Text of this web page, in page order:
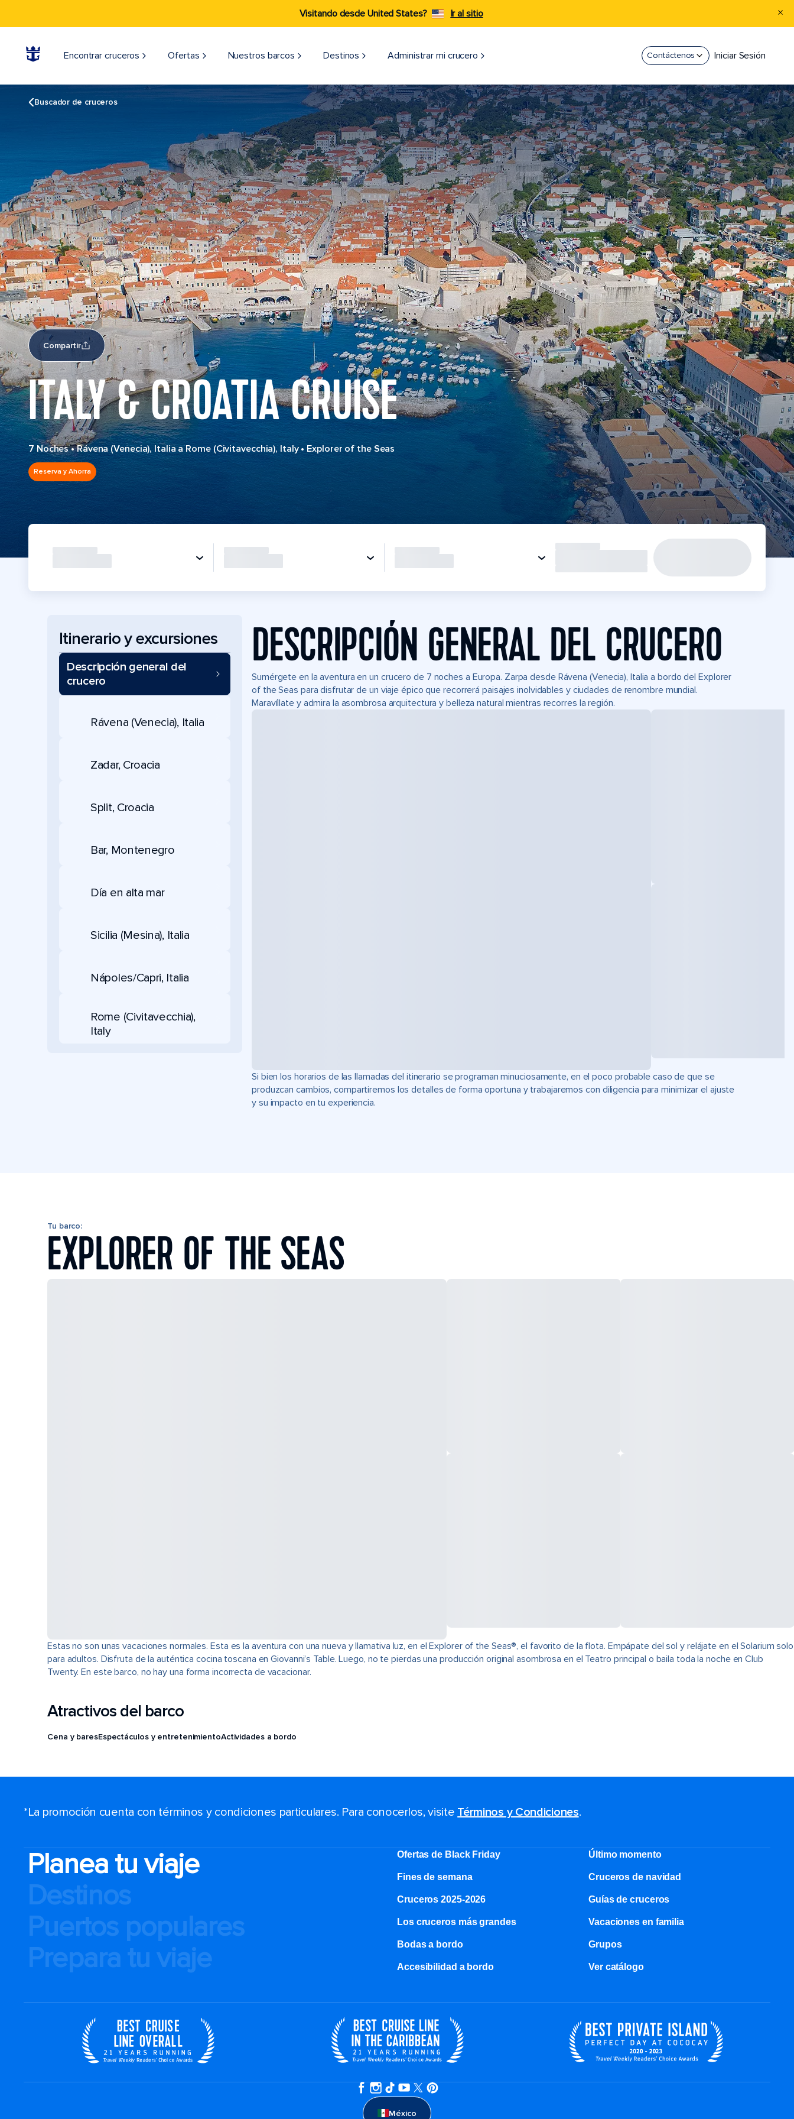
Visitando desde United States? Ir al sitio
Encontrar cruceros Ofertas Nuestros barcos Destinos Administrar mi crucero Contáctenos Iniciar Sesión
Buscador de cruceros
Compartir
ITALY & CROATIA CRUISE
7 Noches•Rávena (Venecia), Italia a Rome (Civitavecchia), Italy• Explorer of the Seas
Reserva y Ahorra
Itinerario y excursiones
Descripción general del
crucero
Rávena (Venecia), Italia
Zadar, Croacia
Split, Croacia
Bar, Montenegro
Día en alta mar
Sicilia (Mesina), Italia
Nápoles/Capri, Italia
Rome (Civitavecchia),
Italy
DESCRIPCIÓN GENERAL DEL CRUCERO
Sumérgete en la aventura en un crucero de 7 noches a Europa. Zarpa desde Rávena (Venecia), Italia a bordo del Explorer
of the Seas para disfrutar de un viaje épico que recorrerá paisajes inolvidables y ciudades de renombre mundial.
Maravíllate y admira la asombrosa arquitectura y belleza natural mientras recorres la región.
Si bien los horarios de las llamadas del itinerario se programan minuciosamente, en el poco probable caso de que se
produzcan cambios, compartiremos los detalles de forma oportuna y trabajaremos con diligencia para minimizar el ajuste
y su impacto en tu experiencia.
Tu barco:
EXPLORER OF THE SEAS
Estas no son unas vacaciones normales. Esta es la aventura con una nueva y llamativa luz, en el Explorer of the Seas®, el favorito de la flota. Empápate del sol y relájate en el Solarium solo
para adultos. Disfruta de la auténtica cocina toscana en Giovanni’s Table. Luego, no te pierdas una producción original asombrosa en el Teatro principal o baila toda la noche en Club
Twenty. En este barco, no hay una forma incorrecta de vacacionar.
Atractivos del barco
Cena y baresEspectáculos y entretenimientoActividades a bordo
*La promoción cuenta con términos y condiciones particulares. Para conocerlos, visite Términos y Condiciones.
Planea tu viaje
Destinos
Puertos populares
Prepara tu viaje
Ofertas de Black Friday Último momento
Fines de semana Cruceros de navidad
Cruceros 2025-2026 Guías de cruceros
Los cruceros más grandes Vacaciones en familia
Bodas a bordo Grupos
Accesibilidad a bordo Ver catálogo
México